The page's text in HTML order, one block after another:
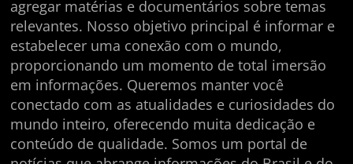
agregar matérias e documentários sobre temas
relevantes. Nosso objetivo principal é informar e
estabelecer uma conexão com o mundo,
proporcionando um momento de total imersão
em informações. Queremos manter você
conectado com as atualidades e curiosidades do
mundo inteiro, oferecendo muita dedicação e
conteúdo de qualidade. Somos um portal de